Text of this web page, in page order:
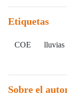
Etiquetas
COE lluvias
Sobre el